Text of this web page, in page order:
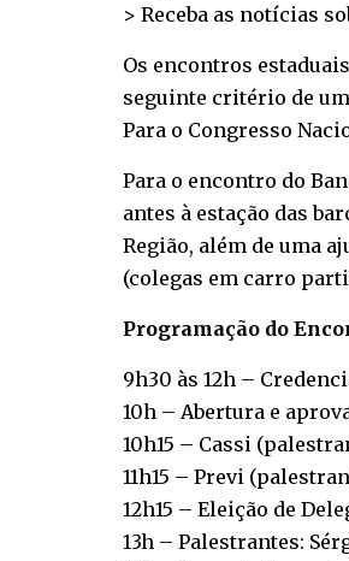
> Receba as notícias
Os encontros
seguinte critério de
Para o Congresso
Para o encontro do
antes à estação das
Região, além de uma
(colegas em carro
Programação do
9h30 às 12h –
10h – Abertura e
10h15 – Cassi
11h15 – Previ
12h15 – Eleição de
13h – Palestrantes: